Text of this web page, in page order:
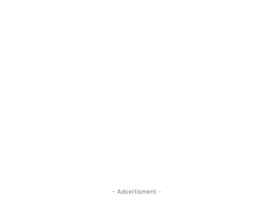
- Advertisment -